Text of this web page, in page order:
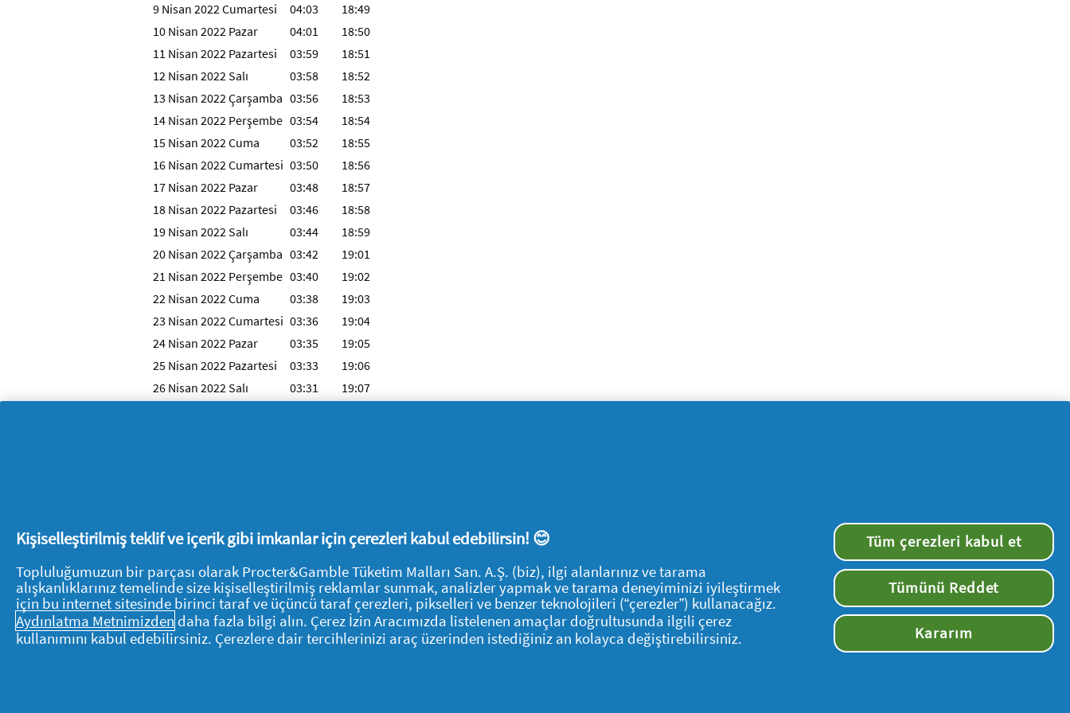
9 Nisan 2022 Cumartesi
04:03
18:49
10 Nisan 2022 Pazar
04:01
18:50
11 Nisan 2022 Pazartesi
03:59
18:51
12 Nisan 2022 Salı
03:58
18:52
13 Nisan 2022 Çarşamba 03:56
18:53
14 Nisan 2022 Perşembe 03:54
18:54
15 Nisan 2022 Cuma
03:52
18:55
16 Nisan 2022 Cumartesi 03:50
18:56
17 Nisan 2022 Pazar
03:48
18:57
18 Nisan 2022 Pazartesi
03:46
18:58
19 Nisan 2022 Salı
03:44
18:59
20 Nisan 2022 Çarşamba 03:42
19:01
21 Nisan 2022 Perşembe 03:40
19:02
22 Nisan 2022 Cuma
03:38
19:03
23 Nisan 2022 Cumartesi 03:36
19:04
24 Nisan 2022 Pazar
03:35
19:05
25 Nisan 2022 Pazartesi
03:33
19:06
26 Nisan 2022 Salı
03:31
19:07
P&G Hakkında
Hakkımızda
Bizi takip edin
Kişiselleştirilmiş teklif ve içerik gibi imkanlar için çerezleri kabul edebilirsin! 😊
Topluluğumuzun bir parçası olarak Procter&Gamble Tüketim Malları San. A.Ş. (biz), ilgi alanlarınız ve tarama
alışkanlıklarınız temelinde size kişiselleştirilmiş reklamlar sunmak, analizler yapmak ve tarama deneyiminizi iyileştirmek
için bu internet sitesinde birinci taraf ve üçüncü taraf çerezleri, pikselleri ve benzer teknolojileri (“çerezler”) kullanacağız.
Aydınlatma Metnimizden daha fazla bilgi alın. Çerez İzin Aracımızda listelenen amaçlar doğrultusunda ilgili çerez
kullanımını kabul edebilirsiniz. Çerezlere dair tercihlerinizi araç üzerinden istediğiniz an kolayca değiştirebilirsiniz.
Tüm çerezleri kabul et
Tümünü Reddet
Kararım